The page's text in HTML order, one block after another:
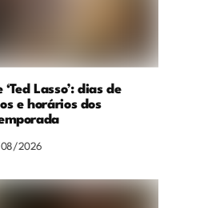
Lasso’: dias de
e horários dos
2026